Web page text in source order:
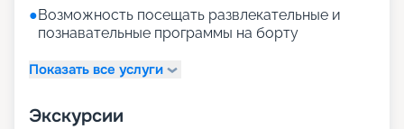
●Возможность посещать развлекательные и
познавательные программы на борту
Показать все услуги
Экскурсии